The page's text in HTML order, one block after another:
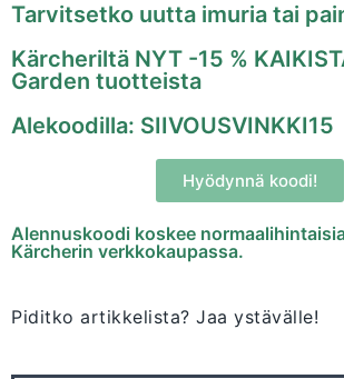
Tarvitsetko uutta imuria tai
Kärcheriltä NYT -15 %
Garden tuotteista
Alekoodilla: SIIVOUSVINKKI15
Hyödynnä koodi!
Alennuskoodi koskee
Kärcherin verkkokaupassa.
Piditko artikkelista? Jaa ystävälle!